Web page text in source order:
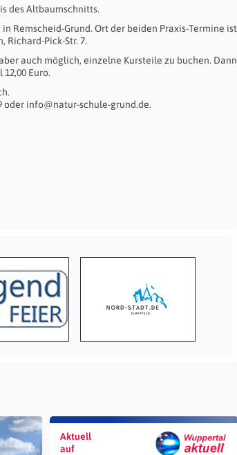
des Altbaumschnitts.
Remscheid-Grund. Ort der beiden Praxis-Termine ist
Pick-Str. 7.
auch möglich, einzelne Kursteile zu buchen. Dann
Euro.
oder info@natur-schule-grund.de.
Aktuell
auf